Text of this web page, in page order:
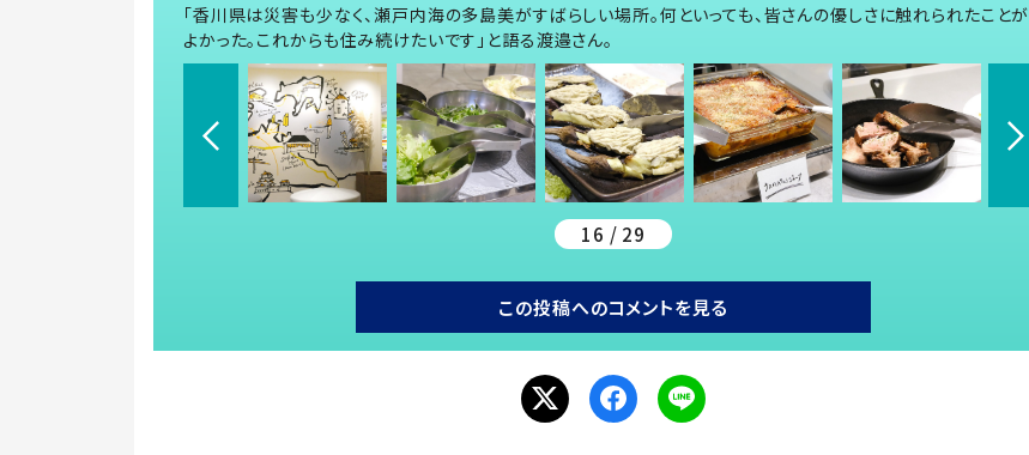
「香川県は災害も少なく、瀬戸内海の多島美がすばらしい場所。何といっても、皆さんの優しさに触れられたことが
よかった。これからも住み続けたいです」と語る渡邉さん。
16 / 29
この投稿へのコメントを見る